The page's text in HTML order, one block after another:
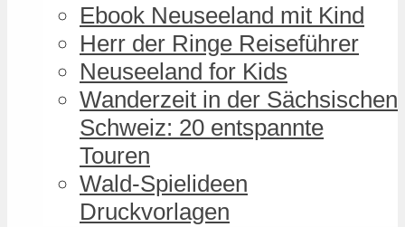
Ebook Neuseeland mit Kind
Herr der Ringe Reiseführer
Neuseeland for Kids
Wanderzeit in der Sächsischen
Schweiz: 20 entspannte
Touren
Wald-Spielideen
Druckvorlagen